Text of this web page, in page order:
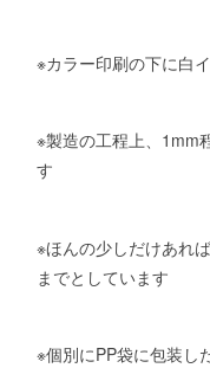
※カラー印刷の下に白
※製造の工程上、1mm
す
※ほんの少しだけあれ
までとしています
※個別にPP袋に包装し